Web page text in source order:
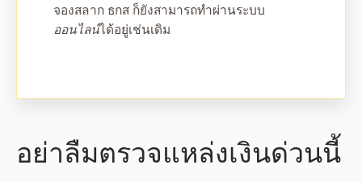
จองสลาก ธกส ก็ยังสามารถทำผ่านระบบ
ออนไลน์ได้อยู่เช่นเดิม
อย่าลืมตรวจแหล่งเงินด่วนนี้